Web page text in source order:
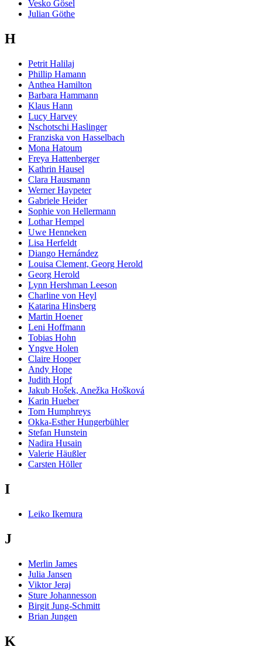
Vesko Gösel
Julian Göthe
H
Petrit Halilaj
Phillip Hamann
Anthea Hamilton
Barbara Hammann
Klaus Hann
Lucy Harvey
Nschotschi Haslinger
Franziska von Hasselbach
Mona Hatoum
Freya Hattenberger
Kathrin Hausel
Clara Hausmann
Werner Haypeter
Gabriele Heider
Sophie von Hellermann
Lothar Hempel
Uwe Henneken
Lisa Herfeldt
Diango Hernández
Louisa Clement, Georg Herold
Georg Herold
Lynn Hershman Leeson
Charline von Heyl
Katarina Hinsberg
Martin Hoener
Leni Hoffmann
Tobias Hohn
Yngve Holen
Claire Hooper
Andy Hope
Judith Hopf
Jakub Hošek, Anežka Hošková
Karin Hueber
Tom Humphreys
Okka-Esther Hungerbühler
Stefan Hunstein
Nadira Husain
Valerie Häußler
Carsten Höller
I
Leiko Ikemura
J
Merlin James
Julia Jansen
Viktor Jeraj
Sture Johannesson
Birgit Jung-Schmitt
Brian Jungen
K